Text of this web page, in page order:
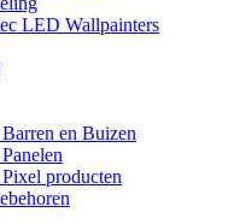
LED Wallpainters
en Buizen
producten